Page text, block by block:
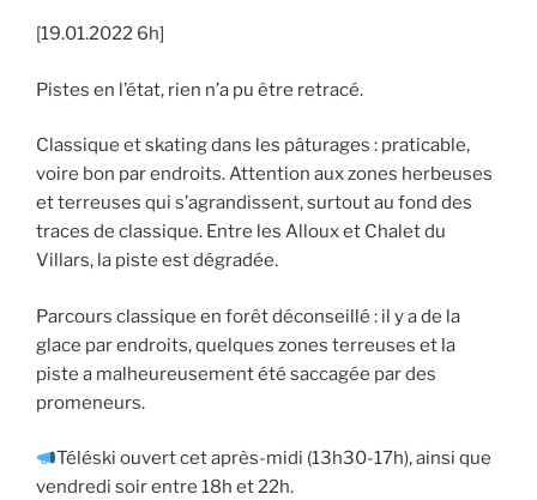
[19.01.2022 6h]
Pistes en l’état, rien n’a pu être retracé.
Classique et skating dans les pâturages : praticable,
voire bon par endroits. Attention aux zones herbeuses
et terreuses qui s’agrandissent, surtout au fond des
traces de classique. Entre les Alloux et Chalet du
Villars, la piste est dégradée.
Parcours classique en forêt déconseillé : il y a de la
glace par endroits, quelques zones terreuses et la
piste a malheureusement été saccagée par des
promeneurs.
Téléski ouvert cet après-midi (13h30-17h), ainsi que
vendredi soir entre 18h et 22h.